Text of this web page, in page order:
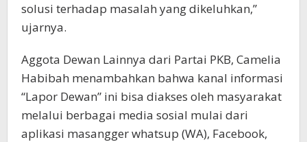
solusi terhadap masalah yang dikeluhkan,”
ujarnya.
Aggota Dewan Lainnya dari Partai PKB, Camelia
Habibah menambahkan bahwa kanal informasi
“Lapor Dewan” ini bisa diakses oleh masyarakat
melalui berbagai media sosial mulai dari
aplikasi masangger whatsup (WA), Facebook,